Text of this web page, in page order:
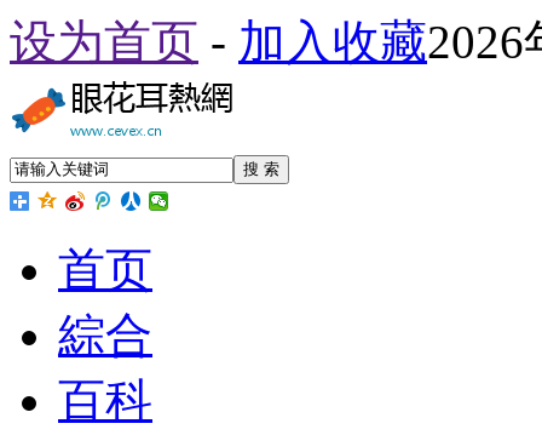
设为首页 - 加入收藏
搜 索
首页
綜合
百科